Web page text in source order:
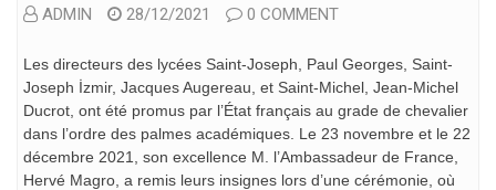
ADMIN 28/12/2021 0 COMMENT
Les directeurs des lycées Saint-Joseph, Paul Georges, Saint-
Joseph İzmir, Jacques Augereau, et Saint-Michel, Jean-Michel
Ducrot, ont été promus par l’État français au grade de chevalier
dans l’ordre des palmes académiques. Le 23 novembre et le 22
décembre 2021, son excellence M. l’Ambassadeur de France,
Hervé Magro, a remis leurs insignes lors d’une cérémonie, où